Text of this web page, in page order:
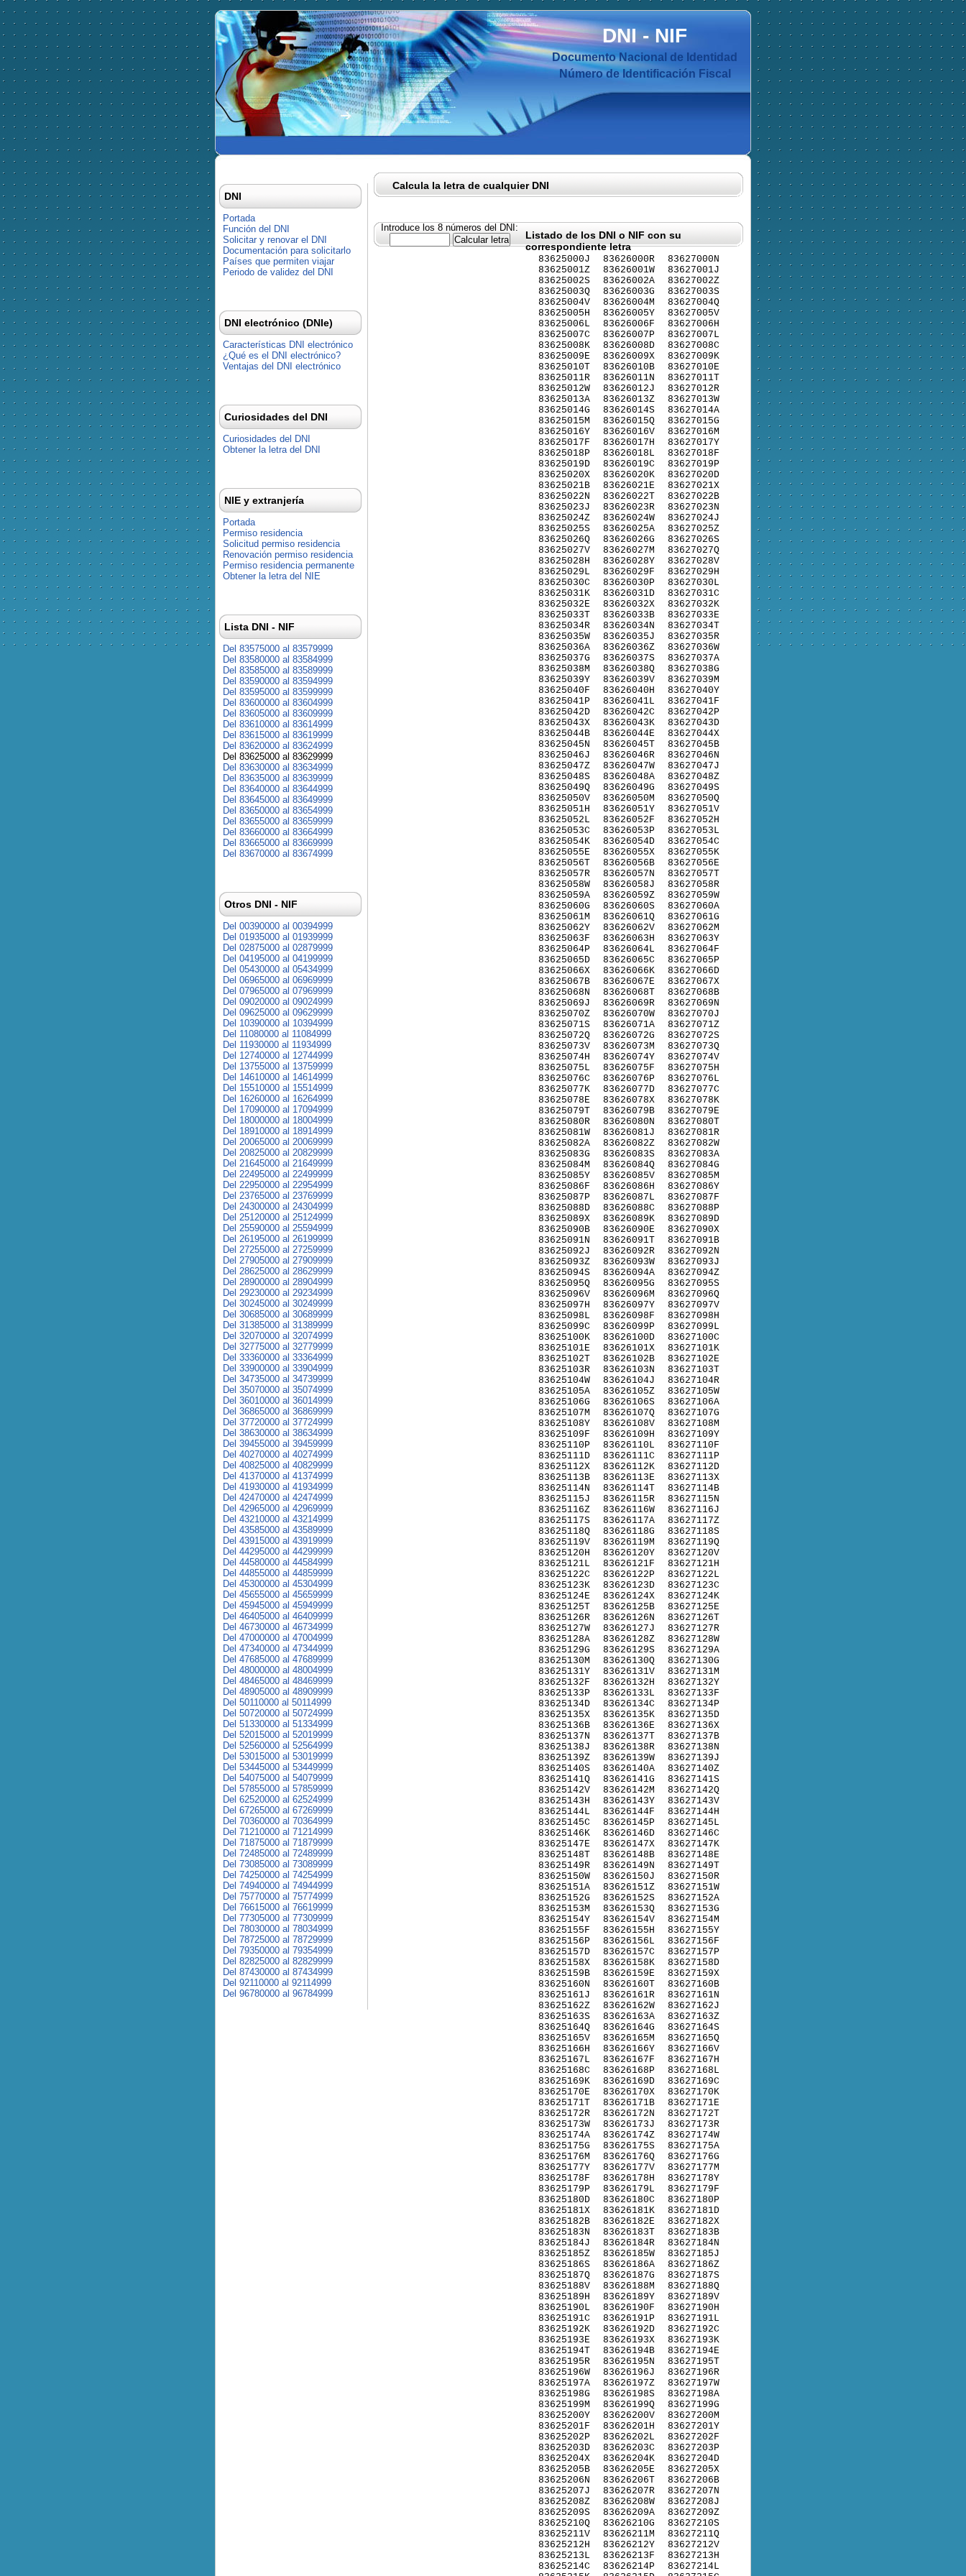
DNI-NIF
Documento Nacional de Identidad
Número de Identificación Fiscal
Calcula la letra de cualquier DNI
Introduce los 8 números del DNI:
Listado de los DNI o NIF con su
correspondiente letra
83625000J
83625001Z
83625002S
83625003Q
83625004V
83625005H
83625006L
83625007C
83625008K
83625009E
83625010T
83625011R
83625012W
83625013A
83625014G
83625015M
83625016Y
83625017F
83625018P
83625019D
83625020X
83625021B
83625022N
83625023J
83625024Z
83625025S
83625026Q
83625027V
83625028H
83625029L
83625030C
83625031K
83625032E
83625033T
83625034R
83625035W
83625036A
83625037G
83625038M
83625039Y
83625040F
83625041P
83625042D
83625043X
83625044B
83625045N
83625046J
83625047Z
83625048S
83625049Q
83625050V
83625051H
83625052L
83625053C
83625054K
83625055E
83625056T
83625057R
83625058W
83625059A
83625060G
83625061M
83625062Y
83625063F
83625064P
83625065D
83625066X
83625067B
83625068N
83625069J
83625070Z
83625071S
83625072Q
83625073V
83625074H
83625075L
83625076C
83625077K
83625078E
83625079T
83625080R
83625081W
83625082A
83625083G
83625084M
83625085Y
83625086F
83625087P
83625088D
83625089X
83625090B
83625091N
83625092J
83625093Z
83625094S
83625095Q
83625096V
83625097H
83625098L
83625099C
83625100K
83625101E
83625102T
83625103R
83625104W
83625105A
83625106G
83625107M
83625108Y
83625109F
83625110P
83625111D
83625112X
83625113B
83625114N
83625115J
83625116Z
83625117S
83625118Q
83625119V
83625120H
83625121L
83625122C
83625123K
83625124E
83625125T
83625126R
83625127W
83625128A
83625129G
83625130M
83625131Y
83625132F
83625133P
83625134D
83625135X
83625136B
83625137N
83625138J
83625139Z
83625140S
83625141Q
83625142V
83625143H
83625144L
83625145C
83625146K
83625147E
83625148T
83625149R
83625150W
83625151A
83625152G
83625153M
83625154Y
83625155F
83625156P
83625157D
83625158X
83625159B
83625160N
83625161J
83625162Z
83625163S
83625164Q
83625165V
83625166H
83625167L
83625168C
83625169K
83625170E
83625171T
83625172R
83625173W
83625174A
83625175G
83625176M
83625177Y
83625178F
83625179P
83625180D
83625181X
83625182B
83625183N
83625184J
83625185Z
83625186S
83625187Q
83625188V
83625189H
83625190L
83625191C
83625192K
83625193E
83625194T
83625195R
83625196W
83625197A
83625198G
83625199M
83625200Y
83625201F
83625202P
83625203D
83625204X
83625205B
83625206N
83625207J
83625208Z
83625209S
83625210Q
83625211V
83625212H
83625213L
83625214C
83626000R
83626001W
83626002A
83626003G
83626004M
83626005Y
83626006F
83626007P
83626008D
83626009X
83626010B
83626011N
83626012J
83626013Z
83626014S
83626015Q
83626016V
83626017H
83626018L
83626019C
83626020K
83626021E
83626022T
83626023R
83626024W
83626025A
83626026G
83626027M
83626028Y
83626029F
83626030P
83626031D
83626032X
83626033B
83626034N
83626035J
83626036Z
83626037S
83626038Q
83626039V
83626040H
83626041L
83626042C
83626043K
83626044E
83626045T
83626046R
83626047W
83626048A
83626049G
83626050M
83626051Y
83626052F
83626053P
83626054D
83626055X
83626056B
83626057N
83626058J
83626059Z
83626060S
83626061Q
83626062V
83626063H
83626064L
83626065C
83626066K
83626067E
83626068T
83626069R
83626070W
83626071A
83626072G
83626073M
83626074Y
83626075F
83626076P
83626077D
83626078X
83626079B
83626080N
83626081J
83626082Z
83626083S
83626084Q
83626085V
83626086H
83626087L
83626088C
83626089K
83626090E
83626091T
83626092R
83626093W
83626094A
83626095G
83626096M
83626097Y
83626098F
83626099P
83626100D
83626101X
83626102B
83626103N
83626104J
83626105Z
83626106S
83626107Q
83626108V
83626109H
83626110L
83626111C
83626112K
83626113E
83626114T
83626115R
83626116W
83626117A
83626118G
83626119M
83626120Y
83626121F
83626122P
83626123D
83626124X
83626125B
83626126N
83626127J
83626128Z
83626129S
83626130Q
83626131V
83626132H
83626133L
83626134C
83626135K
83626136E
83626137T
83626138R
83626139W
83626140A
83626141G
83626142M
83626143Y
83626144F
83626145P
83626146D
83626147X
83626148B
83626149N
83626150J
83626151Z
83626152S
83626153Q
83626154V
83626155H
83626156L
83626157C
83626158K
83626159E
83626160T
83626161R
83626162W
83626163A
83626164G
83626165M
83626166Y
83626167F
83626168P
83626169D
83626170X
83626171B
83626172N
83626173J
83626174Z
83626175S
83626176Q
83626177V
83626178H
83626179L
83626180C
83626181K
83626182E
83626183T
83626184R
83626185W
83626186A
83626187G
83626188M
83626189Y
83626190F
83626191P
83626192D
83626193X
83626194B
83626195N
83626196J
83626197Z
83626198S
83626199Q
83626200V
83626201H
83626202L
83626203C
83626204K
83626205E
83626206T
83626207R
83626208W
83626209A
83626210G
83626211M
83626212Y
83626213F
83626214P
83627000N
83627001J
83627002Z
83627003S
83627004Q
83627005V
83627006H
83627007L
83627008C
83627009K
83627010E
83627011T
83627012R
83627013W
83627014A
83627015G
83627016M
83627017Y
83627018F
83627019P
83627020D
83627021X
83627022B
83627023N
83627024J
83627025Z
83627026S
83627027Q
83627028V
83627029H
83627030L
83627031C
83627032K
83627033E
83627034T
83627035R
83627036W
83627037A
83627038G
83627039M
83627040Y
83627041F
83627042P
83627043D
83627044X
83627045B
83627046N
83627047J
83627048Z
83627049S
83627050Q
83627051V
83627052H
83627053L
83627054C
83627055K
83627056E
83627057T
83627058R
83627059W
83627060A
83627061G
83627062M
83627063Y
83627064F
83627065P
83627066D
83627067X
83627068B
83627069N
83627070J
83627071Z
83627072S
83627073Q
83627074V
83627075H
83627076L
83627077C
83627078K
83627079E
83627080T
83627081R
83627082W
83627083A
83627084G
83627085M
83627086Y
83627087F
83627088P
83627089D
83627090X
83627091B
83627092N
83627093J
83627094Z
83627095S
83627096Q
83627097V
83627098H
83627099L
83627100C
83627101K
83627102E
83627103T
83627104R
83627105W
83627106A
83627107G
83627108M
83627109Y
83627110F
83627111P
83627112D
83627113X
83627114B
83627115N
83627116J
83627117Z
83627118S
83627119Q
83627120V
83627121H
83627122L
83627123C
83627124K
83627125E
83627126T
83627127R
83627128W
83627129A
83627130G
83627131M
83627132Y
83627133F
83627134P
83627135D
83627136X
83627137B
83627138N
83627139J
83627140Z
83627141S
83627142Q
83627143V
83627144H
83627145L
83627146C
83627147K
83627148E
83627149T
83627150R
83627151W
83627152A
83627153G
83627154M
83627155Y
83627156F
83627157P
83627158D
83627159X
83627160B
83627161N
83627162J
83627163Z
83627164S
83627165Q
83627166V
83627167H
83627168L
83627169C
83627170K
83627171E
83627172T
83627173R
83627174W
83627175A
83627176G
83627177M
83627178Y
83627179F
83627180P
83627181D
83627182X
83627183B
83627184N
83627185J
83627186Z
83627187S
83627188Q
83627189V
83627190H
83627191L
83627192C
83627193K
83627194E
83627195T
83627196R
83627197W
83627198A
83627199G
83627200M
83627201Y
83627202F
83627203P
83627204D
83627205X
83627206B
83627207N
83627208J
83627209Z
83627210S
83627211Q
83627212V
83627213H
83627214L
DNI
Portada
Función del DNI
Solicitar y renovar el DNI
Documentación para solicitarlo
Países que permiten viajar
Periodo de validez del DNI
DNI electrónico (DNIe)
Características DNI electrónico
¿Qué es el DNI electrónico?
Ventajas del DNI electrónico
Curiosidades del DNI
Curiosidades del DNI
Obtener la letra del DNI
NIE y extranjería
Portada
Permiso residencia
Solicitud permiso residencia
Renovación permiso residencia
Permiso residencia permanente
Obtener la letra del NIE
Lista DNI - NIF
Del 83575000 al 83579999
Del 83580000 al 83584999
Del 83585000 al 83589999
Del 83590000 al 83594999
Del 83595000 al 83599999
Del 83600000 al 83604999
Del 83605000 al 83609999
Del 83610000 al 83614999
Del 83615000 al 83619999
Del 83620000 al 83624999
Del 83625000 al 83629999
Del 83630000 al 83634999
Del 83635000 al 83639999
Del 83640000 al 83644999
Del 83645000 al 83649999
Del 83650000 al 83654999
Del 83655000 al 83659999
Del 83660000 al 83664999
Del 83665000 al 83669999
Del 83670000 al 83674999
Otros DNI - NIF
Del 00390000 al 00394999
Del 01935000 al 01939999
Del 02875000 al 02879999
Del 04195000 al 04199999
Del 05430000 al 05434999
Del 06965000 al 06969999
Del 07965000 al 07969999
Del 09020000 al 09024999
Del 09625000 al 09629999
Del 10390000 al 10394999
Del 11080000 al 11084999
Del 11930000 al 11934999
Del 12740000 al 12744999
Del 13755000 al 13759999
Del 14610000 al 14614999
Del 15510000 al 15514999
Del 16260000 al 16264999
Del 17090000 al 17094999
Del 18000000 al 18004999
Del 18910000 al 18914999
Del 20065000 al 20069999
Del 20825000 al 20829999
Del 21645000 al 21649999
Del 22495000 al 22499999
Del 22950000 al 22954999
Del 23765000 al 23769999
Del 24300000 al 24304999
Del 25120000 al 25124999
Del 25590000 al 25594999
Del 26195000 al 26199999
Del 27255000 al 27259999
Del 27905000 al 27909999
Del 28625000 al 28629999
Del 28900000 al 28904999
Del 29230000 al 29234999
Del 30245000 al 30249999
Del 30685000 al 30689999
Del 31385000 al 31389999
Del 32070000 al 32074999
Del 32775000 al 32779999
Del 33360000 al 33364999
Del 33900000 al 33904999
Del 34735000 al 34739999
Del 35070000 al 35074999
Del 36010000 al 36014999
Del 36865000 al 36869999
Del 37720000 al 37724999
Del 38630000 al 38634999
Del 39455000 al 39459999
Del 40270000 al 40274999
Del 40825000 al 40829999
Del 41370000 al 41374999
Del 41930000 al 41934999
Del 42470000 al 42474999
Del 42965000 al 42969999
Del 43210000 al 43214999
Del 43585000 al 43589999
Del 43915000 al 43919999
Del 44295000 al 44299999
Del 44580000 al 44584999
Del 44855000 al 44859999
Del 45300000 al 45304999
Del 45655000 al 45659999
Del 45945000 al 45949999
Del 46405000 al 46409999
Del 46730000 al 46734999
Del 47000000 al 47004999
Del 47340000 al 47344999
Del 47685000 al 47689999
Del 48000000 al 48004999
Del 48465000 al 48469999
Del 48905000 al 48909999
Del 50110000 al 50114999
Del 50720000 al 50724999
Del 51330000 al 51334999
Del 52015000 al 52019999
Del 52560000 al 52564999
Del 53015000 al 53019999
Del 53445000 al 53449999
Del 54075000 al 54079999
Del 57855000 al 57859999
Del 62520000 al 62524999
Del 67265000 al 67269999
Del 70360000 al 70364999
Del 71210000 al 71214999
Del 71875000 al 71879999
Del 72485000 al 72489999
Del 73085000 al 73089999
Del 74250000 al 74254999
Del 74940000 al 74944999
Del 75770000 al 75774999
Del 76615000 al 76619999
Del 77305000 al 77309999
Del 78030000 al 78034999
Del 78725000 al 78729999
Del 79350000 al 79354999
Del 82825000 al 82829999
Del 87430000 al 87434999
Del 92110000 al 92114999
Del 96780000 al 96784999